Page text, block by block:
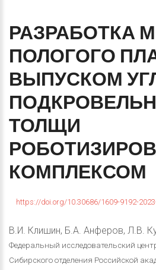
РАЗРАБОТКА
ПОЛОГОГО
ВЫПУСКОМ
ТОЛЩИ
КОМПЛЕКСОМ
https://doi.org/10.30686/1609-9192-
В.И. Клишин, Б.А. Анферов, Л.В.
Федеральный исследовательский
Сибирского отделения Российской